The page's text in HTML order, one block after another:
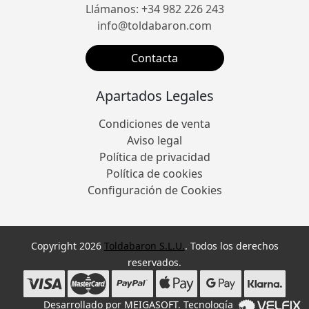
Llámanos: +34 982 226 243
info@toldabaron.com
Contacta
Apartados Legales
Condiciones de venta
Aviso legal
Política de privacidad
Política de cookies
Configuración de Cookies
Copyright 2026 Toldabaron S.L.U.. Todos los derechos
reservados.
Desarrollado por MEIGASOFT. Tecnología